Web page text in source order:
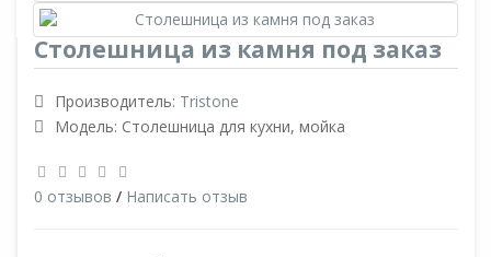
Столешница из камня под заказ
Производитель: Tristone
Модель: Столешница для кухни, мойка
0 отзывов / Написать отзыв